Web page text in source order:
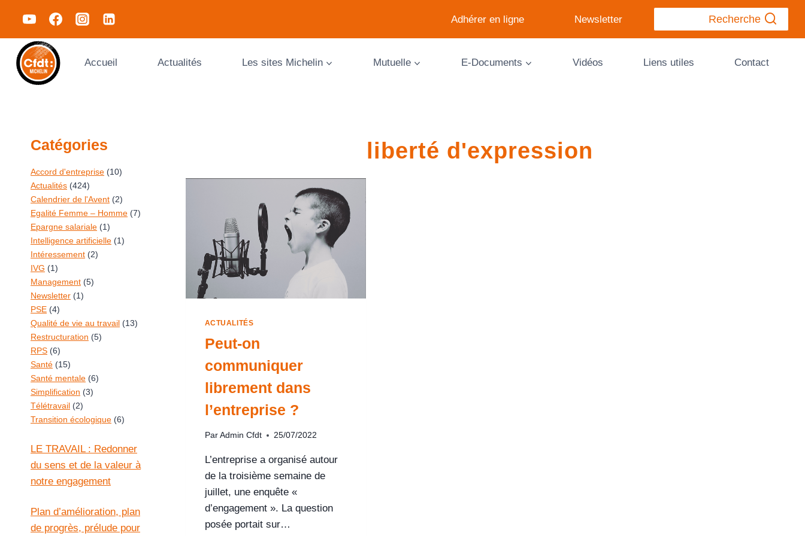
Adhérer en ligne Newsletter Recherche
Accueil Actualités Les sites Michelin Mutuelle E-Documents Vidéos Liens utiles Contact
liberté d'expression
ACTUALITÉS
Peut-on
communiquer
librement dans
l’entreprise ?
Par Admin Cfdt 25/07/2022
L’entreprise a organisé autour
de la troisième semaine de
juillet, une enquête «
d’engagement ». La question
posée portait sur…
Catégories
Accord d'entreprise (10)
Actualités (424)
Calendrier de l'Avent (2)
Egalité Femme – Homme (7)
Epargne salariale (1)
Intelligence artificielle (1)
Intéressement (2)
IVG (1)
Management (5)
Newsletter (1)
PSE (4)
Qualité de vie au travail (13)
Restructuration (5)
RPS (6)
Santé (15)
Santé mentale (6)
Simplification (3)
Télétravail (2)
Transition écologique (6)
LE TRAVAIL : Redonner
du sens et de la valeur à
notre engagement
Plan d’amélioration, plan
de progrès, prélude pour